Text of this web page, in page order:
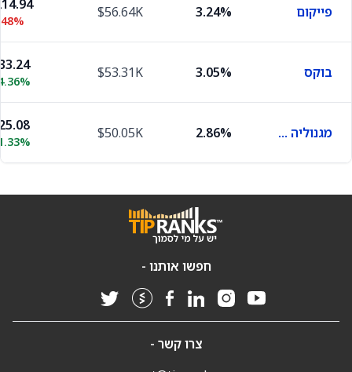
פייקום 3.24%
$56.64K
בוקס 3.05%
$53.31K
מגנוליה אויל גז 2.86%
$50.05K
חפשו אותנו -
צרו קשר -